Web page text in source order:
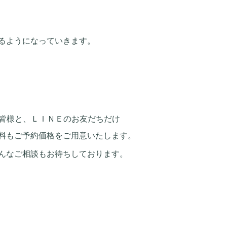
うになっていきます。
様と、ＬＩＮＥのお友だちだけ
約価格をご用意いたします。
ご相談もお待ちしております。